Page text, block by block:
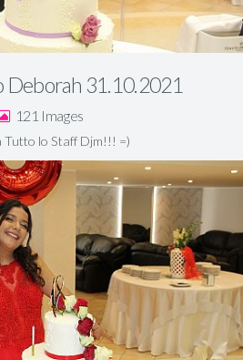
Deborah 31.10.2021
121
Tutto lo Staff Djm!!! =)